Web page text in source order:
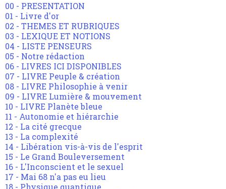
00 - PRESENTATION
01 - Livre d'or
02 - THEMES ET RUBRIQUES
03 - LEXIQUE ET NOTIONS
04 - LISTE PENSEURS
05 - Notre rédaction
06 - LIVRES ICI DISPONIBLES
07 - LIVRE Peuple & création
08 - LIVRE Philosophie à venir
09 - LIVRE Lumière & mouvement
10 - LIVRE Planète bleue
11 - Autonomie et hiérarchie
12 - La cité grecque
13 - La complexité
14 - Libération vis-à-vis de l'esprit
15 - Le Grand Bouleversement
16 - L'Inconscient et le sexuel
17 - Mai 68 n'a pas eu lieu